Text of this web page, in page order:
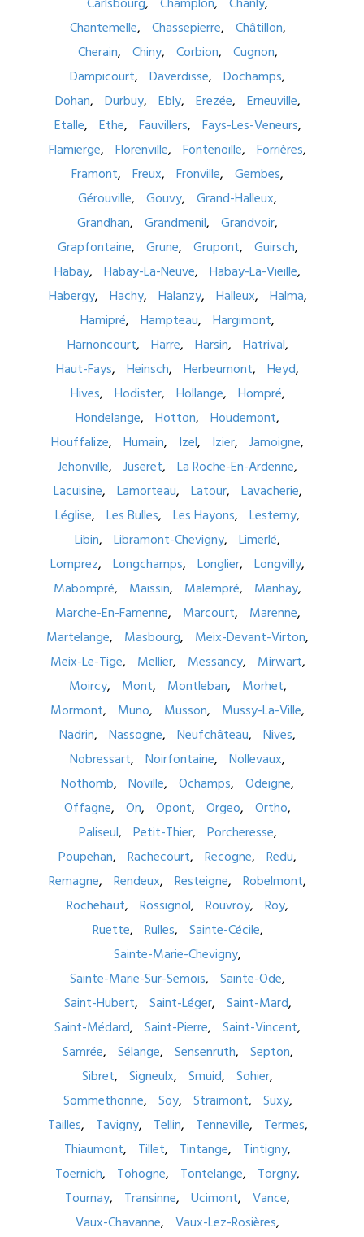
Chantemelle
Chassepierre
Châtillon
Cherain
Chiny Corbion
Cugnon
Dampicourt
Daverdisse
Dochamps
Dohan
Durbuy Ebly Erezée
Erneuville
Etalle
Ethe Fauvillers
Fays-Les-Veneurs
Flamierge
Florenville Fontenoille
Forrières
Framont
Freux Fronville
Gembes
Gérouville
Gouvy
Grand-Halleux
Grandhan
Grandmenil
Grandvoir
Grapfontaine
Grune Grupont
Guirsch
Habay
Habay-La-Neuve
Habay-La-Vieille
Habergy
Hachy Halanzy Halleux
Halma
Hamipré
Hampteau
Hargimont
Harnoncourt
Harre Harsin
Hatrival
Haut-Fays
Heinsch Herbeumont
Heyd
Hives
Hodister Hollange
Hompré
Hondelange
Hotton
Houdemont
Houffalize
Humain Izel Izier
Jamoigne
Jehonville
Juseret
La Roche-En-Ardenne
Lacuisine
Lamorteau Latour
Lavacherie
Léglise
Les Bulles Les Hayons
Lesterny
Libin
Libramont-Chevigny
Limerlé
Lomprez
Longchamps Longlier
Longvilly
Mabompré
Maissin Malempré
Manhay
Marche-En-Famenne
Marcourt
Marenne
Martelange
Masbourg
Meix-Devant-Virton
Meix-Le-Tige
Mellier Messancy
Mirwart
Moircy
Mont Montleban
Morhet
Mormont
Muno Musson
Mussy-La-Ville
Nadrin
Nassogne Neufchâteau
Nives
Nobressart
Noirfontaine
Nollevaux
Nothomb
Noville Ochamps
Odeigne
Offagne
On Opont Orgeo
Ortho
Paliseul
Petit-Thier
Porcheresse
Poupehan
Rachecourt Recogne
Redu
Remagne
Rendeux Resteigne
Robelmont
Rochehaut
Rossignol Rouvroy
Roy
Ruette
Rulles
Sainte-Cécile
Sainte-Marie-Chevigny
Sainte-Marie-Sur-Semois
Sainte-Ode
Saint-Hubert
Saint-Léger
Saint-Mard
Saint-Médard
Saint-Pierre
Saint-Vincent
Samrée
Sélange Sensenruth
Septon
Sibret
Signeulx Smuid
Sohier
Sommethonne
Soy Straimont
Suxy
Tailles
Tavigny Tellin Tenneville
Termes
Thiaumont
Tillet Tintange
Tintigny
Toernich
Tohogne Tontelange
Torgny
Tournay
Transinne Ucimont
Vance
Vaux-Chavanne
Vaux-Lez-Rosières